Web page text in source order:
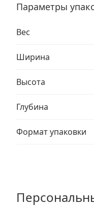
Параметры
Вес
Ширина
Высота
Глубина
Формат упаковки